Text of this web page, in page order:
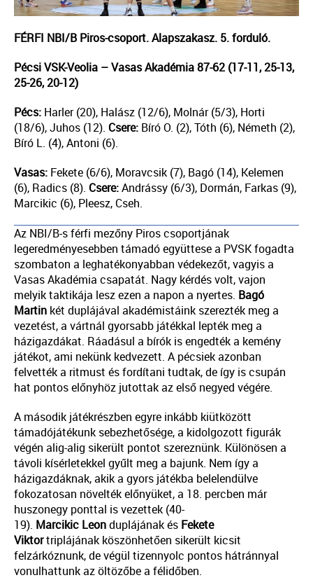
FÉRFI NBI/B Piros-csoport. Alapszakasz. 5. forduló.
Pécsi VSK-Veolia – Vasas Akadémia 87-62 (17-11, 25-13,
25-26, 20-12)
Pécs: Harler (20), Halász (12/6), Molnár (5/3), Horti
(18/6), Juhos (12). Csere: Bíró O. (2), Tóth (6), Németh (2),
Bíró L. (4), Antoni (6).
Vasas: Fekete (6/6), Moravcsik (7), Bagó (14), Kelemen
(6), Radics (8). Csere:Andrássy (6/3), Dormán, Farkas (9),
Marcikic (6), Pleesz, Cseh.
Az NBI/B-s férfi mezőny Piros csoportjának
legeredményesebben támadó együttese a PVSK fogadta
szombaton a leghatékonyabban védekezőt, vagyis a
Vasas Akadémia csapatát. Nagy kérdés volt, vajon
melyik taktikája lesz ezen a napon a nyertes. Bagó
Martin két duplájával akadémistáink szerezték meg a
vezetést, a vártnál gyorsabb játékkal lepték meg a
házigazdákat. Ráadásul a bírók is engedték a kemény
játékot, ami nekünk kedvezett. A pécsiek azonban
felvették a ritmust és fordítani tudtak, de így is csupán
hat pontos előnyhöz jutottak az első negyed végére.
A második játékrészben egyre inkább kiütközött
támadójátékunk sebezhetősége, a kidolgozott figurák
végén alig-alig sikerült pontot szereznünk. Különösen a
távoli kísérletekkel gyűlt meg a bajunk. Nem így a
házigazdáknak, akik a gyors játékba belelendülve
fokozatosan növelték előnyüket, a 18. percben már
huszonegy ponttal is vezettek (40-
19). Marcikic Leonduplájának és Fekete
Viktortriplájának köszönhetően sikerült kicsit
felzárkóznunk, de végül tizennyolc pontos hátránnyal
vonulhattunk az öltözőbe a félidőben.